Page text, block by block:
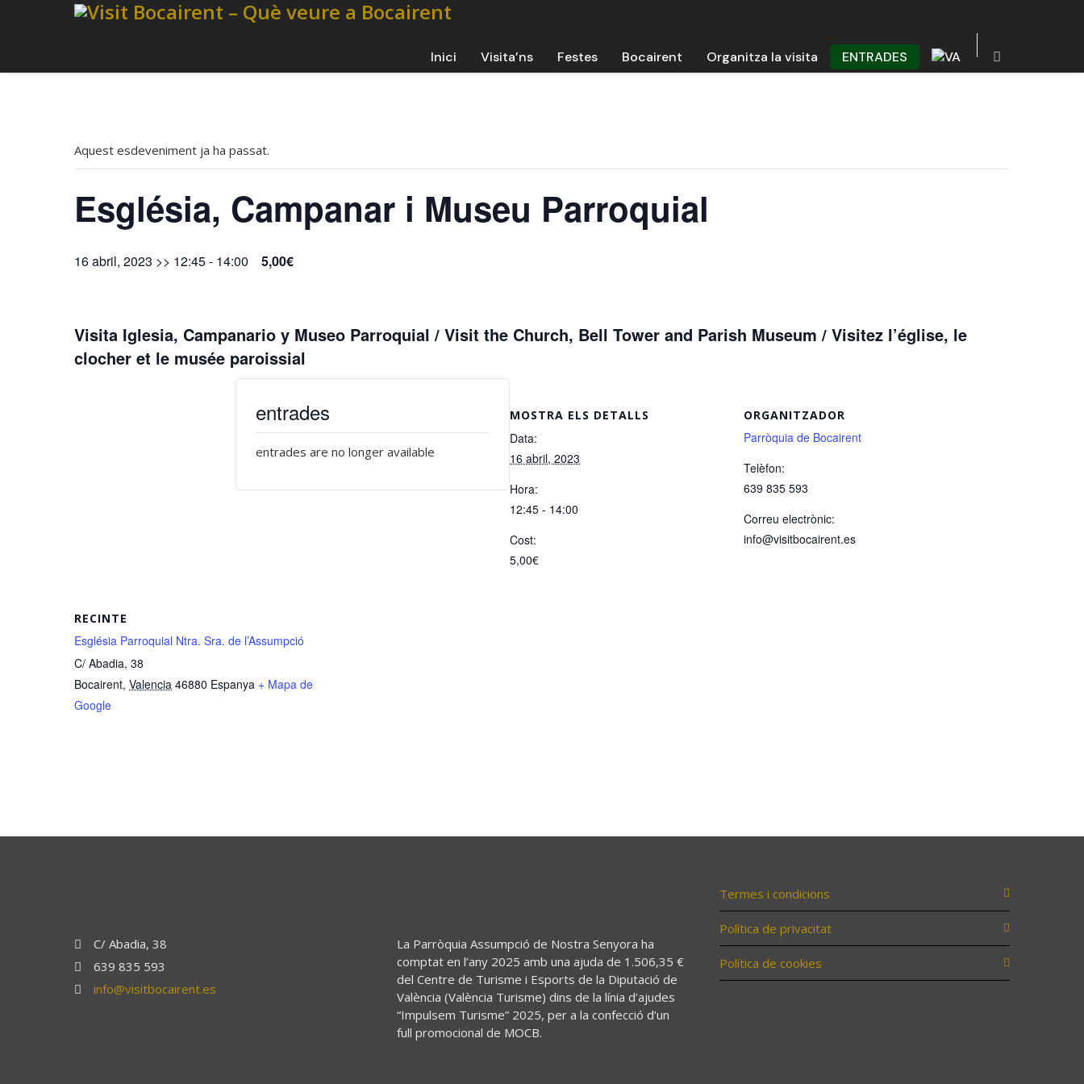
Inici Visita’ns Festes Bocairent Organitza la visita ENTRADES
Aquest esdeveniment ja ha passat.
Església, Campanar i Museu Parroquial
16 abril, 2023 >> 12:45- 14:00 5,00€
Visita Iglesia, Campanario y Museo Parroquial / Visit the Church, Bell Tower and Parish Museum / Visitez l’église, le
clocher et le musée paroissial
MOSTRA ELS DETALLS
Data:
16 abril, 2023
Hora:
12:45 - 14:00
Cost:
5,00€
ORGANITZADOR
Parròquia de Bocairent
Telèfon:
639 835 593
Correu electrònic:
info@visitbocairent.es
RECINTE
Església Parroquial Ntra. Sra. de l’Assumpció
C/ Abadia, 38
Bocairent, Valencia 46880 Espanya + Mapa de
Google
entrades
entrades are no longer available
C/ Abadia, 38
639 835 593
info@visitbocairent.es
La Parròquia Assumpció de Nostra Senyora ha
comptat en l’any 2025 amb una ajuda de 1.506,35 €
del Centre de Turisme i Esports de la Diputació de
València (València Turisme) dins de la línia d’ajudes
“Impulsem Turisme” 2025, per a la confecció d’un
full promocional de MOCB.
Termes i condicions
Política de privacitat
Política de cookies